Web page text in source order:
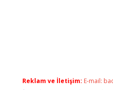
Reklam ve İletişim: E-mail: